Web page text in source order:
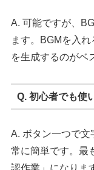
A. 可能ですが、
ます。BGMを入
を生成するのがベ
Q. 初心者でも使
A. ボタン一つで
常に簡単です。最